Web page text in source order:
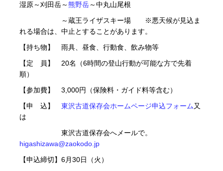
湿原～刈田岳～熊野岳～中丸山尾根
～蔵王ライザスキー場 ※悪天候が見込ま
れる場合は、中止とすることがあります。
【持ち物】 雨具、昼食、行動食、飲み物等
【定 員】 20名（6時間の登山行動が可能な方で先着
順）
【参加費】 3,000円（保険料・ガイド料等含む）
【申 込】 東沢古道保存会ホームページ申込フォーム又
は
東沢古道保存会へメールで。
higashizawa@zaokodo.jp
【申込締切】6月30日（火）